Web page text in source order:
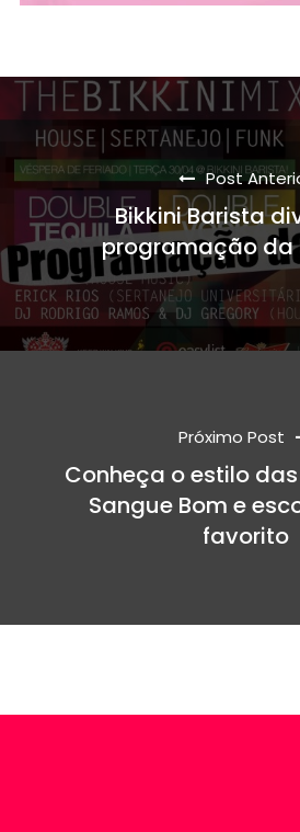
Post
Bikkini Barista
programação da
Próximo Post
Conheça o estilo
Sangue Bom e
favorito